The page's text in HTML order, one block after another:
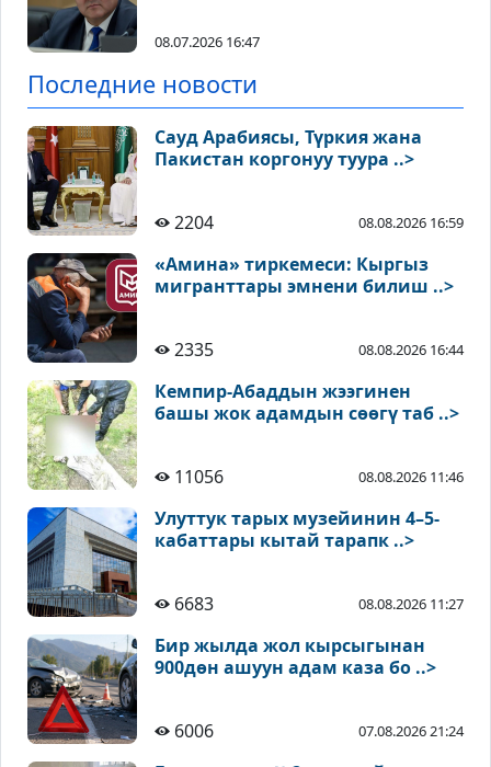
08.07.2026 16:47
Последние новости
Сауд Арабиясы, Түркия жана
Пакистан коргонуу туура ..>
2204 08.08.2026 16:59
«Амина» тиркемеси: Кыргыз
мигранттары эмнени билиш ..>
2335 08.08.2026 16:44
Кемпир-Абаддын жээгинен
башы жок адамдын сөөгү таб ..>
11056 08.08.2026 11:46
Улуттук тарых музейинин 4–5-
кабаттары кытай тарапк ..>
6683 08.08.2026 11:27
Бир жылда жол кырсыгынан
900дөн ашуун адам каза бо ..>
6006 07.08.2026 21:24